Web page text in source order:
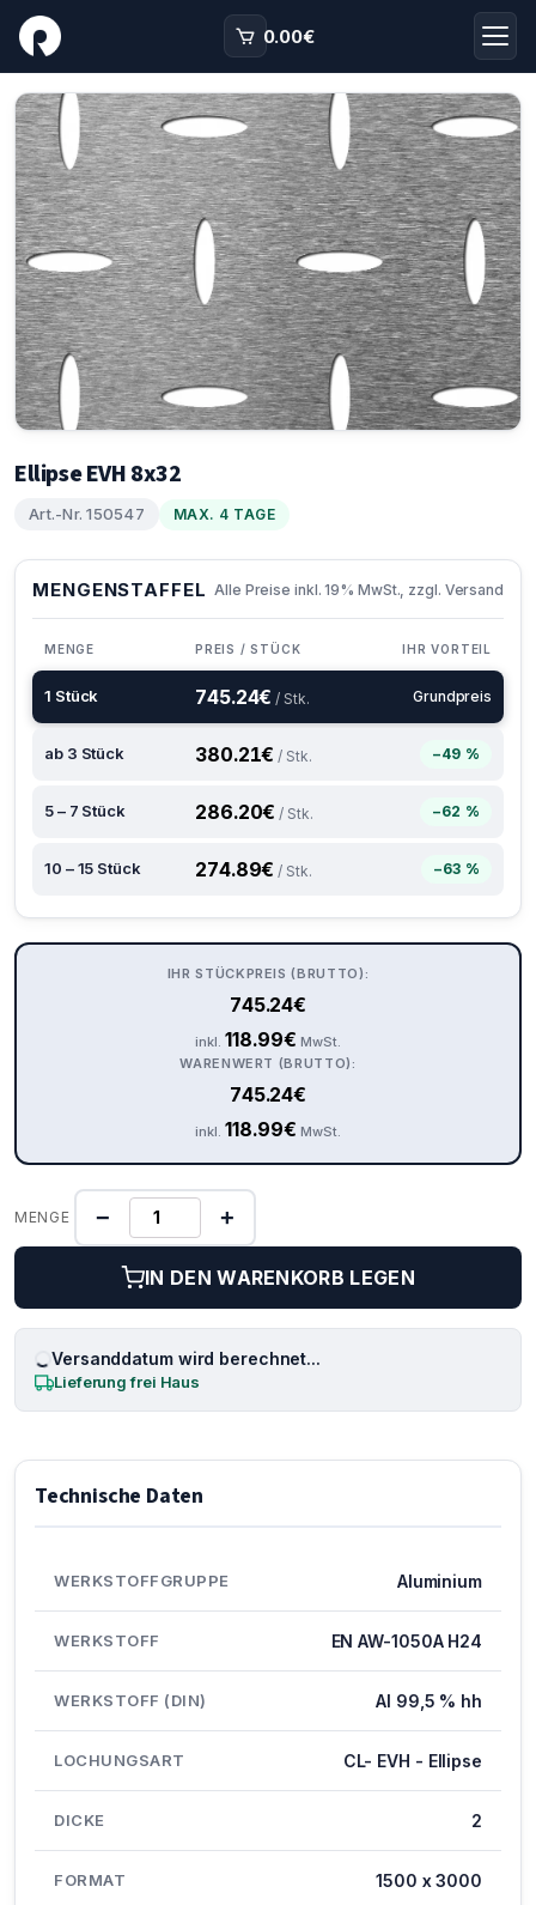
0.00€
Ellipse EVH 8x32
Art.-Nr. 150547 MAX. 4 TAGE
MENGENSTAFFEL Alle Preise inkl. 19% MwSt., zzgl. Versand
MENGE PREIS / STÜCK IHR VORTEIL
1 Stück 745.24€ / Stk. Grundpreis
ab 3 Stück 380.21€ / Stk. −49 %
5 – 7 Stück 286.20€ / Stk. −62 %
10 – 15 Stück 274.89€ / Stk. −63 %
IHR STÜCKPREIS (BRUTTO):
745.24€
inkl. 118.99€ MwSt.
WARENWERT (BRUTTO):
745.24€
inkl. 118.99€ MwSt.
MENGE − +
IN DEN WARENKORB LEGEN
Versanddatum wird berechnet...
Lieferung frei Haus
Technische Daten
WERKSTOFFGRUPPE Aluminium
WERKSTOFF EN AW-1050A H24
WERKSTOFF (DIN) Al 99,5 % hh
LOCHUNGSART CL- EVH - Ellipse
DICKE 2
FORMAT 1500 x 3000